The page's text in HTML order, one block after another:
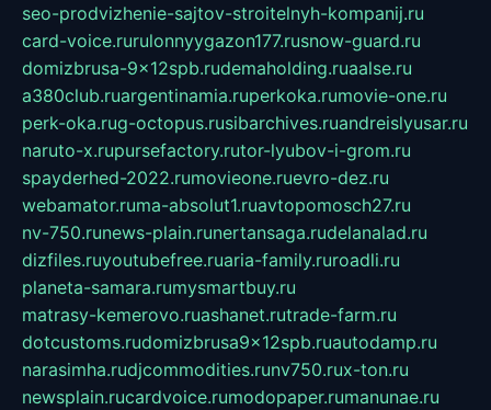
seo-prodvizhenie-sajtov-stroitelnyh-kompanij.ru
card-voice.rurulonnyygazon177.rusnow-guard.ru
domizbrusa-9x12spb.rudemaholding.ruaalse.ru
a380club.ruargentinamia.ruperkoka.rumovie-one.ru
perk-oka.rug-octopus.rusibarchives.ruandreislyusar.ru
naruto-x.rupursefactory.rutor-lyubov-i-grom.ru
spayderhed-2022.rumovieone.ruevro-dez.ru
webamator.ruma-absolut1.ruavtopomosch27.ru
nv-750.runews-plain.runertansaga.rudelanalad.ru
dizfiles.ruyoutubefree.ruaria-family.ruroadli.ru
planeta-samara.rumysmartbuy.ru
matrasy-kemerovo.ruashanet.rutrade-farm.ru
dotcustoms.rudomizbrusa9x12spb.ruautodamp.ru
narasimha.rudjcommodities.runv750.rux-ton.ru
newsplain.rucardvoice.rumodopaper.rumanunae.ru